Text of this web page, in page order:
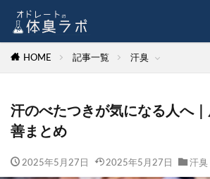
HOME 記事一覧 汗臭
汗のべたつきが気になる人へ
善まとめ
2025年5月27日 2025年5月27日 汗臭